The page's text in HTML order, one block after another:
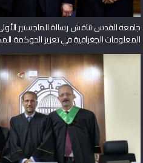
جامعة القدس تناقش رسالة الماجستير
المعلومات الجغرافية في تعزيز الحوكمة